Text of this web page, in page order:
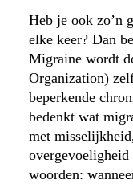
Heb je ook zo’n
elke keer? Dan
Migraine wordt
Organization)
beperkende
bedenkt wat
met
woorden: